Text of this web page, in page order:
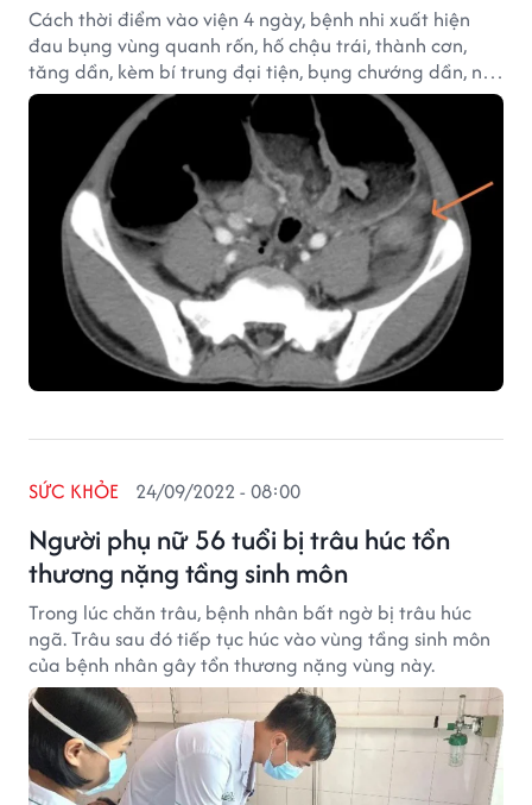
Cách thời điểm vào viện 4 ngày, bệnh nhi xuất hiện
đau bụng vùng quanh rốn, hố chậu trái, thành cơn,
tăng dần, kèm bí trung đại tiện, bụng chướng dần, nôn
buồn nôn ít, không sốt.
Người phụ nữ 56 tuổi bị trâu húc tổn
thương nặng tầng sinh môn
SỨC KHỎE 24/09/2022 - 08:00
Trong lúc chăn trâu, bệnh nhân bất ngờ bị trâu húc
ngã. Trâu sau đó tiếp tục húc vào vùng tầng sinh môn
của bệnh nhân gây tổn thương nặng vùng này.